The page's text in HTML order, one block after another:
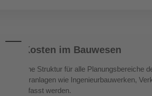
276 Kosten im Bauwesen
eine Struktur für alle Planungsbereiche
wie Ingenieurbauwerken,
erfasst werden.